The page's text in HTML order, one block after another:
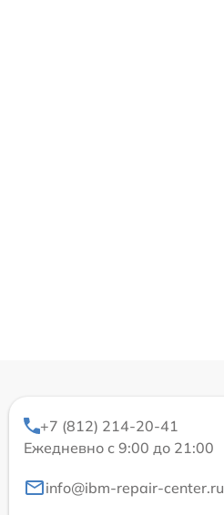
+7 (812) 214-20-41
Ежедневно с 9:00 до 21:00
info@ibm-repair-center.ru